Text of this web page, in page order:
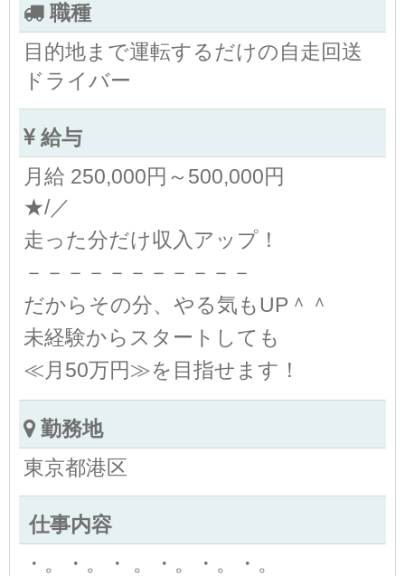
職種
目的地まで運転するだけの自走回送
ドライバー
給与
月給 250,000円～500,000円
★/／
走った分だけ収入アップ！
－－－－－－－－－－－
だからその分、やる気もUP＾＾
未経験からスタートしても
≪月50万円≫を目指せます！
勤務地
東京都港区
仕事内容
・。・。・ 。・。・。・。